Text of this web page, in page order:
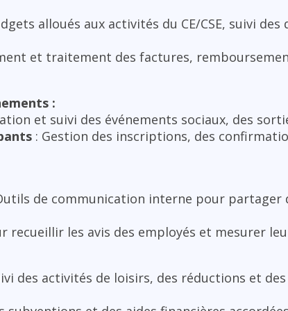
alloués aux activités du CE/CSE, suivi des
et traitement des factures,
:
et suivi des événements sociaux, des
: Gestion des inscriptions, des
de communication interne pour partager
recueillir les avis des employés et mesurer
des activités de loisirs, des réductions et